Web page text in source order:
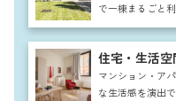
で一棟まるごと
ームパーティー
庭など多彩な空
応可能。広々と
放感ある映像表
住宅・生活
マンション・ア
な生活感を演出